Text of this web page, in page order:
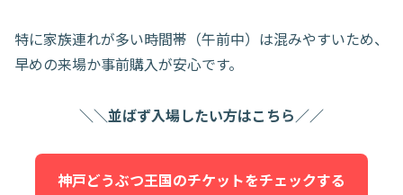
特に家族連れが多い時間帯（午前中）は混みやすいため、
早めの来場か事前購入が安心です。
＼＼並ばず入場したい方はこちら／／
神戸どうぶつ王国のチケットをチェックする